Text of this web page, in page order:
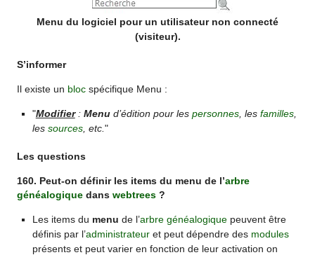
Menu du logiciel pour un utilisateur non connecté
(visiteur).
S’informer
Il existe un bloc spécifique Menu :
"Modifier: Menud’édition pour les personnes, les familles,
les sources, etc. "
Les questions
160. Peut-on définir les items du menu de l’arbre
généalogique danswebtrees ?
Les items du menu de l’arbre généalogiquepeuvent être
définis par l’administrateuret peut dépendre des modules
présents et peut varier en fonction de leur activation on